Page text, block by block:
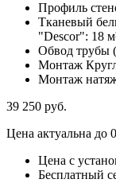
Профиль
Тканевый
"Descor": 18
Обвод трубы
Монтаж
Монтаж
39 250 руб.
Цена актуальна до
Цена с
Бесплатный